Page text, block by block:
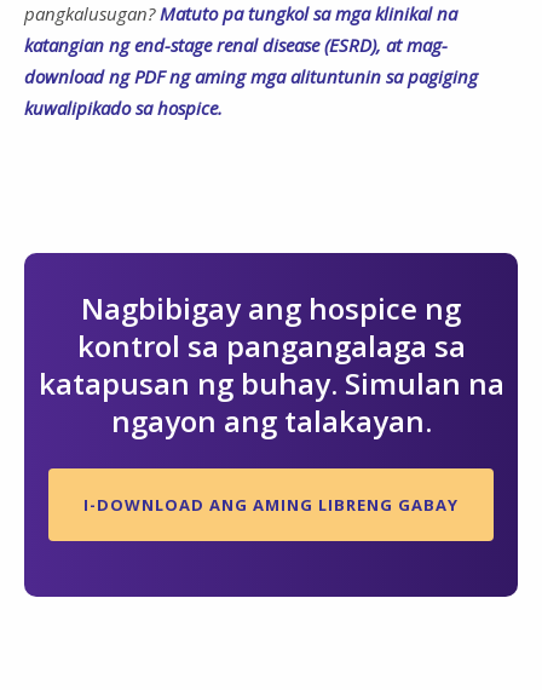
pangkalusugan?Matuto pa tungkol sa mga klinikal na
katangian ng end-stage renal disease (ESRD), at mag-
download ng PDF ng aming mga alituntunin sa pagiging
kuwalipikado sa hospice.
Nagbibigay ang hospice ng
kontrol sa pangangalaga sa
katapusan ng buhay. Simulan na
ngayon ang talakayan.
I-DOWNLOAD ANG AMING LIBRENG GABAY